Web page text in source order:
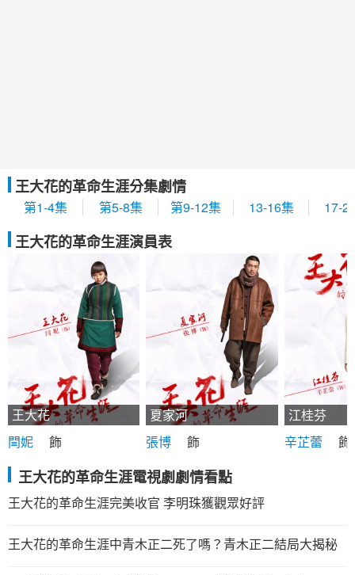
王大花的革命生涯分集劇情
第1-4集 第5-8集 第9-12集 13-16集 17-
王大花的革命生涯演員表
王大花
閆妮
飾
夏家河
張博
飾
江桂芬
辛芷蕾
飾
王大花的革命生涯電視劇劇情看點
王大花的革命生涯完美收官 李明珠獲觀眾好評
王大花的革命生涯中青木正二死了嗎？青木正二結局大揭秘